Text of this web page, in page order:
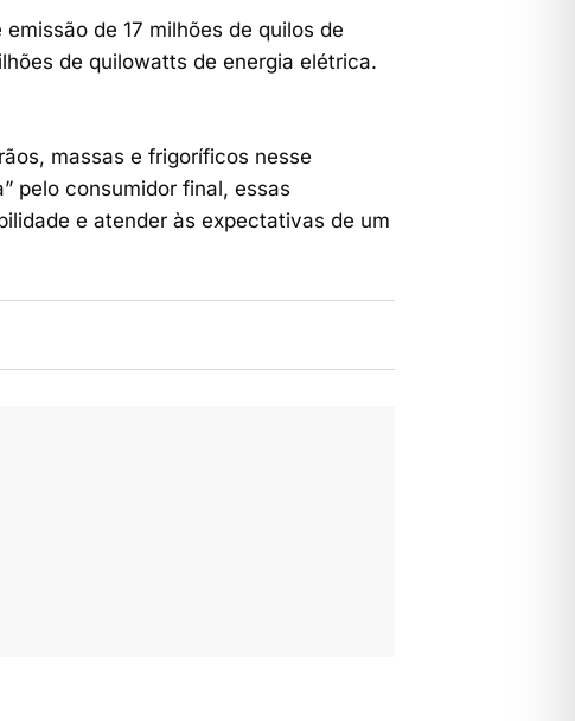
de 17 milhões de quilos de
de quilowatts de energia elétrica.
massas e frigoríficos nesse
pelo consumidor final, essas
e atender às expectativas de um